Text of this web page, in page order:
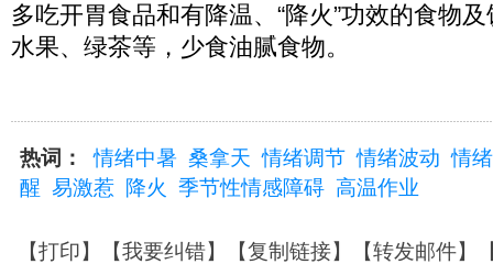
多吃开胃食品和有降温、“降火”功效的食物
水果、绿茶等，少食油腻食物。
热词： 情绪中暑 桑拿天 情绪调节 情绪波动 情
醒 易激惹 降火 季节性情感障碍 高温作业
【打印】【我要纠错】【复制链接】【转发邮件】